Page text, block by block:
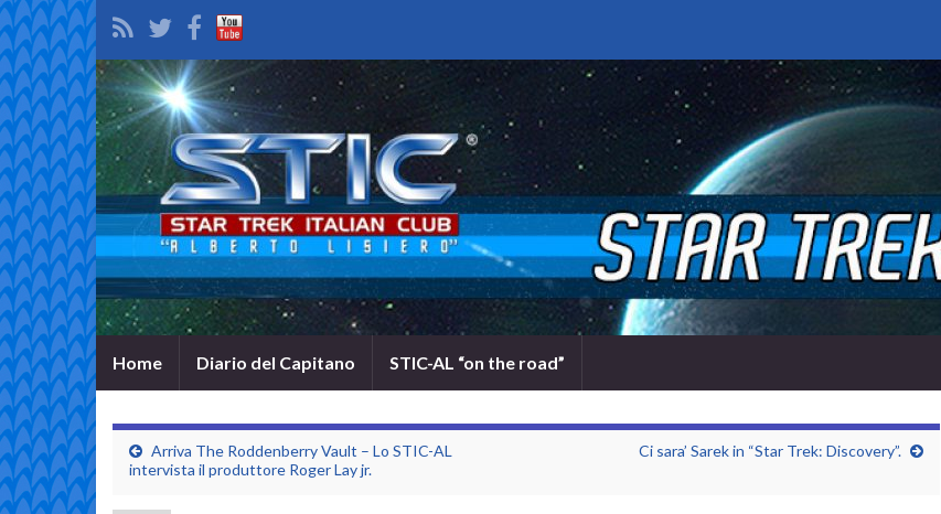
Home Diario del Capitano STIC-AL “on the road”
Arriva The Roddenberry Vault – Lo STIC-AL
intervista il produttore Roger Lay jr.
Ci sara’ Sarek in “Star Trek: Discovery”.